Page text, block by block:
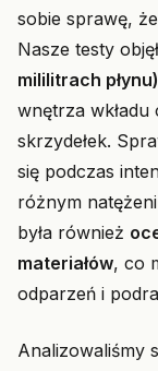
sobie sprawę,
Nasze testy
mililitrach płynu)
wnętrza
skrzydełek.
się podczas
różnym
była również
materiałów, co
odparzeń i
Analizowaliśmy